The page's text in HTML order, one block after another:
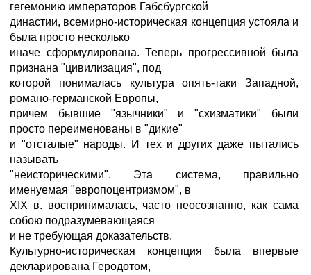
гегемонию императоров Габсбургской
династии, всемирно-историческая концепция устояла и
была просто несколько
иначе сформулирована. Теперь прогрессивной была
признана "цивилизация", под
которой понималась культура опять-таки Западной,
романо-германской Европы,
причем бывшие "язычники" и "схизматики" были
просто переименованы в "дикие"
и "отсталые" народы. И тех и других даже пытались
называть
"неисторическими". Эта система, правильно
именуемая "европоцентризмом", в
XIX в. воспринималась, часто неосознанно, как сама
собою подразумевающаяся
и не требующая доказательств.
Культурно-историческая концепция была впервые
декларирована Геродотом,